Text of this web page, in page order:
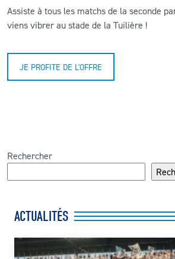
ACTUALITÉS
L’APP DU LS
Assiste à tous les matchs de la seconde
viens vibrer au stade de la Tuilière !
JE PROFITE DE L'OFFRE
Rechercher
ACTUALITÉS